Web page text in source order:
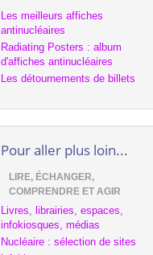
Les meilleurs affiches
antinucléaires
Radiating Posters : album
d'affiches antinucléaires
Les détournements de billets
Pour aller plus loin...
LIRE, ÉCHANGER,
COMPRENDRE ET AGIR
Livres, librairies, espaces,
infokiosques, médias
Nucléaire : sélection de sites